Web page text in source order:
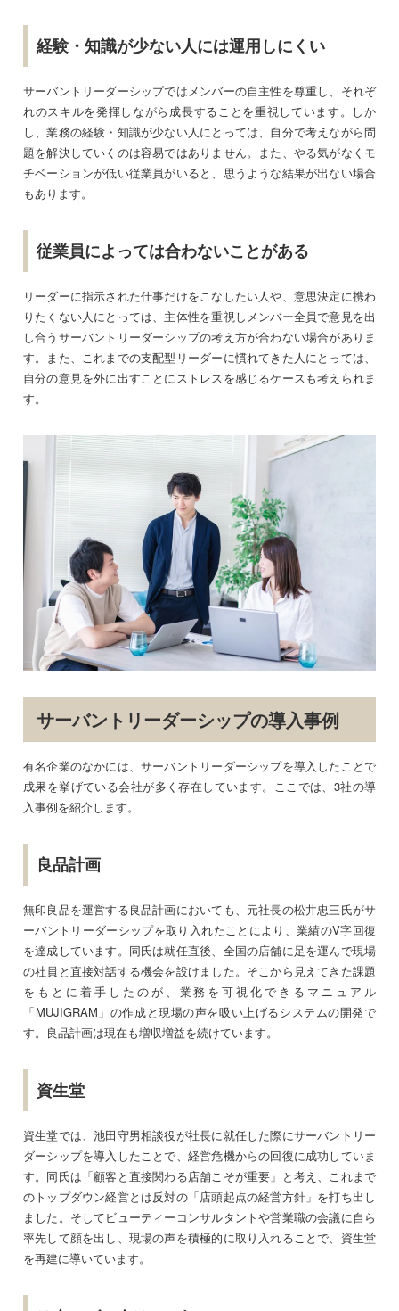
経験・知識が少ない人には運用しにくい
サーバントリーダーシップではメンバーの自主性を尊重し、それぞ
れのスキルを発揮しながら成長することを重視しています。しか
し、業務の経験・知識が少ない人にとっては、自分で考えながら問
題を解決していくのは容易ではありません。また、やる気がなくモ
チベーションが低い従業員がいると、思うような結果が出ない場合
もあります。
従業員によっては合わないことがある
リーダーに指示された仕事だけをこなしたい人や、意思決定に携わ
りたくない人にとっては、主体性を重視しメンバー全員で意見を出
し合うサーバントリーダーシップの考え方が合わない場合がありま
す。また、これまでの支配型リーダーに慣れてきた人にとっては、
自分の意見を外に出すことにストレスを感じるケースも考えられま
す。
サーバントリーダーシップの導入事例
有名企業のなかには、サーバントリーダーシップを導入したことで
成果を挙げている会社が多く存在しています。ここでは、3社の導
入事例を紹介します。
良品計画
無印良品を運営する良品計画においても、元社長の松井忠三氏がサ
ーバントリーダーシップを取り入れたことにより、業績のV字回復
を達成しています。同氏は就任直後、全国の店舗に足を運んで現場
の社員と直接対話する機会を設けました。そこから見えてきた課題
をもとに着手したのが、業務を可視化できるマニュアル
「MUJIGRAM」の作成と現場の声を吸い上げるシステムの開発で
す。良品計画は現在も増収増益を続けています。
資生堂
資生堂では、池田守男相談役が社長に就任した際にサーバントリー
ダーシップを導入したことで、経営危機からの回復に成功していま
す。同氏は「顧客と直接関わる店舗こそが重要」と考え、これまで
のトップダウン経営とは反対の「店頭起点の経営方針」を打ち出し
ました。そしてビューティーコンサルタントや営業職の会議に自ら
率先して顔を出し、現場の声を積極的に取り入れることで、資生堂
を再建に導いています。